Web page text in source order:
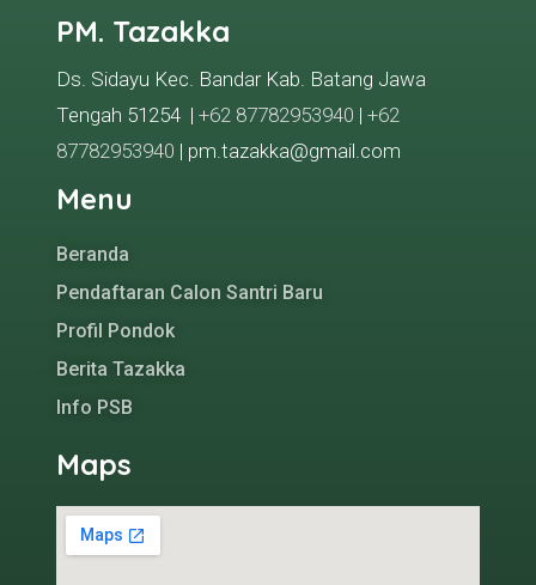
PM. Tazakka
Ds. Sidayu Kec. Bandar Kab. Batang Jawa
Tengah 51254 | +62 87782953940 | +62
87782953940 | pm.tazakka@gmail.com
Menu
Beranda
Pendaftaran Calon Santri Baru
Profil Pondok
Berita Tazakka
Info PSB
Maps